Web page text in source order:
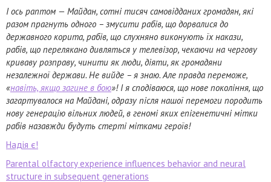
І ось раптом — Майдан, сотні тисяч самовідданих громадян, які
разом прагнуть одного – змусити рабів, що дорвалися до
державного корита, рабів, що слухняно виконують їх накази,
рабів, що перелякано дивляться у телевізор, чекаючи на чергову
криваву розправу, чинити як люди, діяти, як громадяни
незалежної держави. Не вийде – я знаю. Але правда переможе,
«навіть, якщо загине в бою»! І я сподіваюся, що нове покоління, що
загартувалося на Майдані, одразу після нашої перемоги породить
нову генерацію вільних людей, в геномі яких епігенетичні мітки
рабів назавжди будуть стерті мітками героїв!
Надія є!
Parental olfactory experience influences behavior and neural
structure in subsequent generations